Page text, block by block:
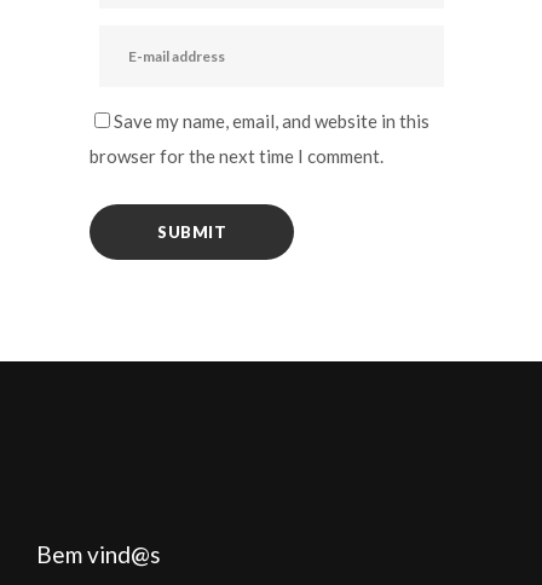
Save my name, email, and website in this
browser for the next time I comment.
Bem vind@s